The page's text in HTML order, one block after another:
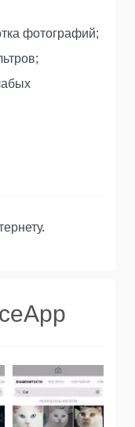
фотографий;